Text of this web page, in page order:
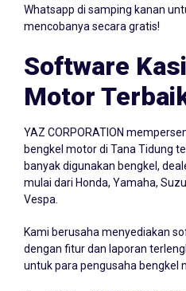
Whatsapp di samping kanan
mencobanya secara gratis!
Software
Motor
YAZ CORPORATION
bengkel motor di Tana Tidung
banyak digunakan bengkel,
mulai dari Honda, Yamaha,
Vespa.
Kami berusaha menyediakan
dengan fitur dan laporan
untuk para pengusaha bengkel